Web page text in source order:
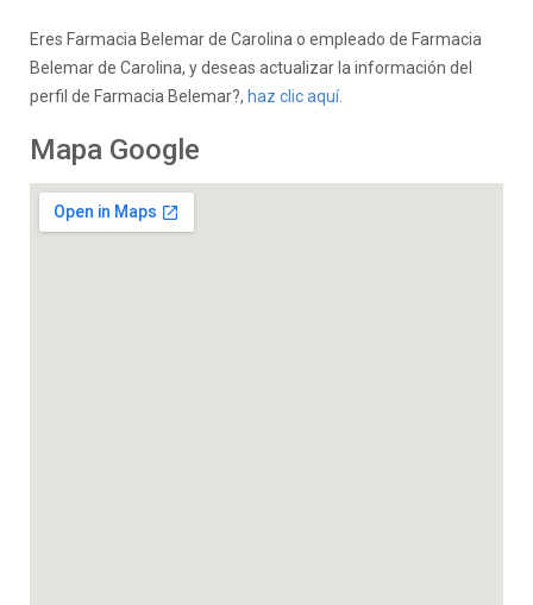
Eres Farmacia Belemar de Carolina o empleado de Farmacia
Belemar de Carolina, y deseas actualizar la información del
perfil de Farmacia Belemar?, haz clic aquí.
Mapa Google